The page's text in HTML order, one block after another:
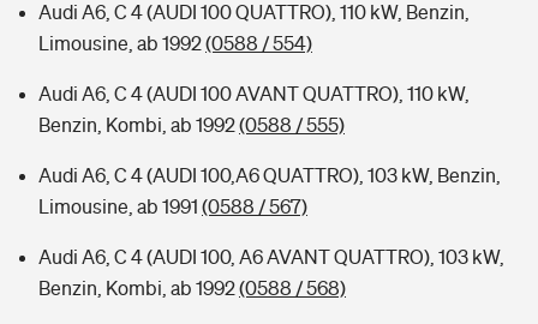
Audi A6, C 4 (AUDI 100 QUATTRO), 110 kW, Benzin,
Limousine, ab 1992(0588 / 554)
Audi A6, C 4 (AUDI 100 AVANT QUATTRO), 110 kW,
Benzin, Kombi, ab 1992(0588 / 555)
Audi A6, C 4 (AUDI 100,A6 QUATTRO), 103 kW, Benzin,
Limousine, ab 1991 (0588 / 567)
Audi A6, C 4 (AUDI 100, A6 AVANT QUATTRO), 103 kW,
Benzin, Kombi, ab 1992(0588 / 568)